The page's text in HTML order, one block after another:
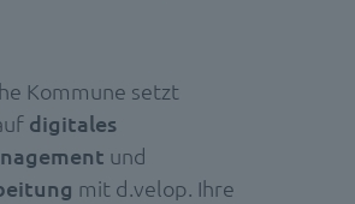
Kommune setzt
digitales
und
mit d.velop. Ihre